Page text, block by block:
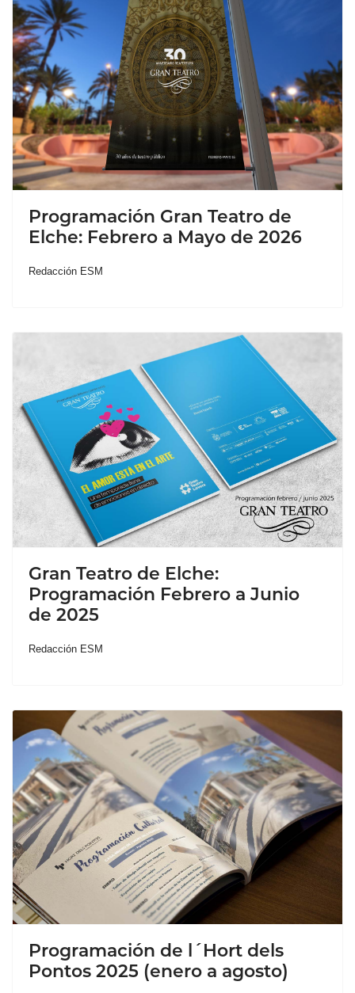
Programación Gran Teatro de
Elche: Febrero a Mayo de 2026
Redacción ESM
Gran Teatro de Elche:
Programación Febrero a Junio
de 2025
Redacción ESM
Programación de l´Hort dels
Pontos 2025 (enero a agosto)